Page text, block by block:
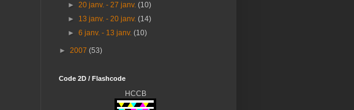
►20 janv. - 27 janv.(10)
► 13 janv. - 20 janv.(14)
►6 janv. - 13 janv.(10)
► 2007 (53)
Code 2D / Flashcode
HCCB